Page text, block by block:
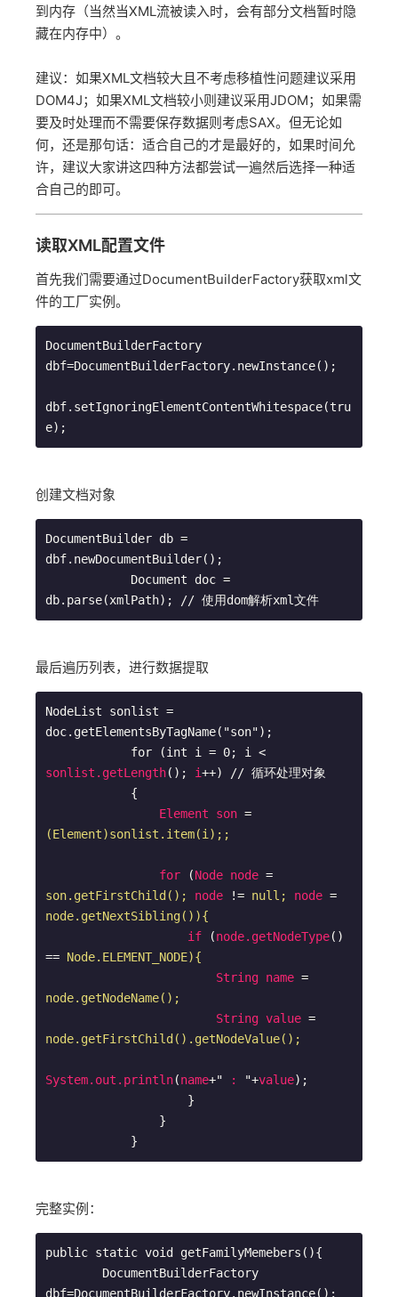
到内存（当然当XML流被读入时，会有部分文档暂时隐
藏在内存中）。
建议：如果XML文档较大且不考虑移植性问题建议采用
DOM4J；如果XML文档较小则建议采用JDOM；如果需
要及时处理而不需要保存数据则考虑SAX。但无论如
何，还是那句话：适合自己的才是最好的，如果时间允
许，建议大家讲这四种方法都尝试一遍然后选择一种适
合自己的即可。
读取XML配置文件
首先我们需要通过DocumentBuilderFactory获取xml文
件的工厂实例。
DocumentBuilderFactory
dbf=DocumentBuilderFactory.newInstance();
dbf.setIgnoringElementContentWhitespace(tru
创建文档对象
DocumentBuilder db =
dbf.newDocumentBuilder();
最后遍历列表，进行数据提取
NodeList sonlist =
doc.getElementsByTagName("son");
            for (int i = 0; i
sonlist.getLength(); i++) // 循环处理对象
Element
son
(Element)sonlist.item(i);;
for (Node node
son.getFirstChild();
node != null; node
node.getNextSibling()){
if (node.getNodeType()
== Node.ELEMENT_NODE){
String name
node.getNodeName();
String value
node.getFirstChild().getNodeValue();
System.out.println(name+" : "+value);
完整实例：
public static void getFamilyMemebers(){
dbf=DocumentBuilderFactory.newInstance();